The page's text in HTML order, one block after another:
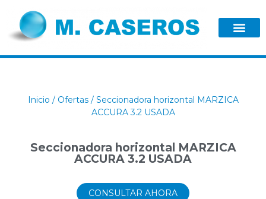
Inicio / Ofertas/ Seccionadora horizontal MARZICA
ACCURA 3.2 USADA
Seccionadora horizontal MARZICA
ACCURA 3.2 USADA
CONSULTAR AHORA